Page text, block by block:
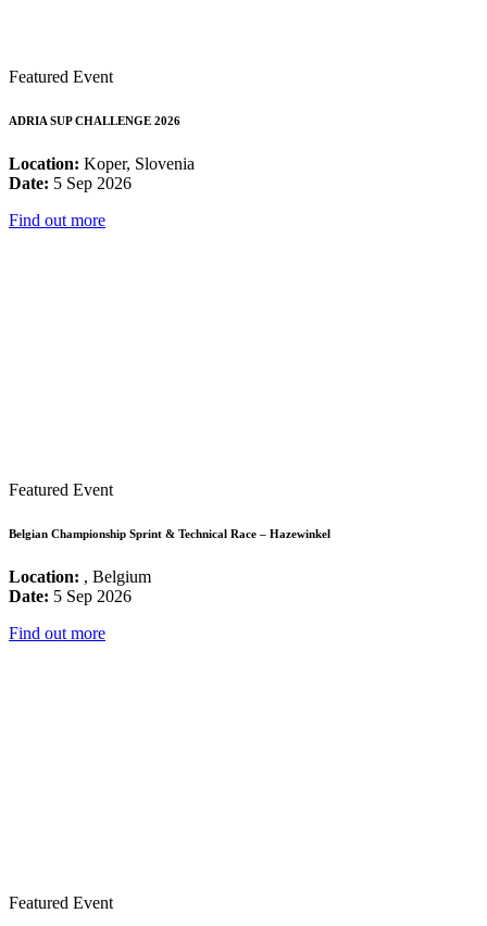
Featured Event
ADRIA SUP CHALLENGE 2026
Location: Koper, Slovenia
Date: 5 Sep 2026
Find out more
Featured Event
Belgian Championship Sprint & Technical Race – Hazewinkel
Location: , Belgium
Date: 5 Sep 2026
Find out more
Featured Event